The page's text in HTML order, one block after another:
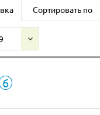
Сортировать по
6